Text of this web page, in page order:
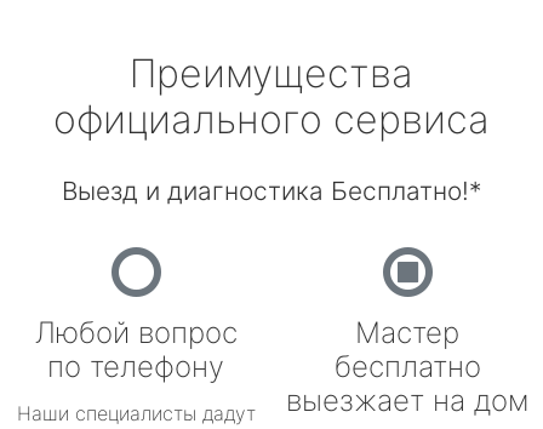
Преимущества
официального сервиса
Выезд и диагностика Бесплатно!*
Любой вопрос
по телефону
Наши специалисты дадут
Мастер
бесплатно
выезжает на дом